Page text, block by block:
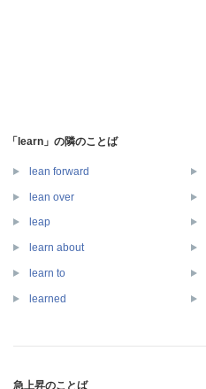
「learn」の隣のことば
lean forward
lean over
leap
learn about
learn to
learned
急上昇のことば